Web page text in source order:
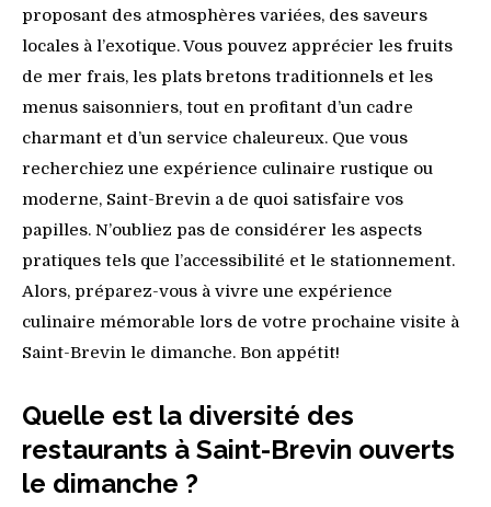
proposant des atmosphères variées, des saveurs
locales à l’exotique. Vous pouvez apprécier les fruits
de mer frais, les plats bretons traditionnels et les
menus saisonniers, tout en profitant d’un cadre
charmant et d’un service chaleureux. Que vous
recherchiez une expérience culinaire rustique ou
moderne, Saint-Brevin a de quoi satisfaire vos
papilles. N’oubliez pas de considérer les aspects
pratiques tels que l’accessibilité et le stationnement.
Alors, préparez-vous à vivre une expérience
culinaire mémorable lors de votre prochaine visite à
Saint-Brevin le dimanche. Bon appétit!
Quelle est la diversité des
restaurants à Saint-Brevin ouverts
le dimanche ?